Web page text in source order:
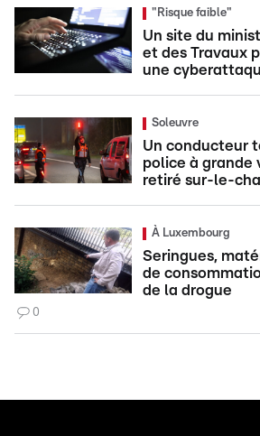
"Risque faible"
Un site du
et des Travaux
une
Soleuvre
Un conducteur
police à grande
retiré sur-le-
À Luxembourg
Seringues,
de
de la drogue
0